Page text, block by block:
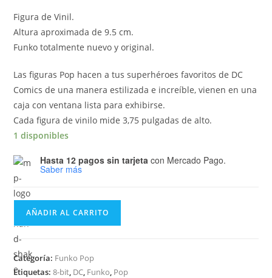
Figura de Vinil.
Altura aproximada de 9.5 cm.
Funko totalmente nuevo y original.
Las figuras Pop hacen a tus superhéroes favoritos de DC
Comics de una manera estilizada e increíble, vienen en una
caja con ventana lista para exhibirse.
Cada figura de vinilo mide 3,75 pulgadas de alto.
1 disponibles
Hasta 12 pagos sin tarjeta con Mercado Pago.
Saber más
Funko
8-
bit
DC
AÑADIR AL CARRITO
Categoría: Funko Pop
Etiquetas:8-bit, DC, Funko, Pop